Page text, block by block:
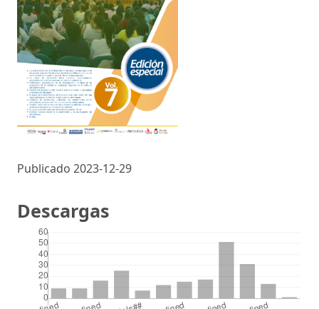
Publicado 2023-12-29
Descargas